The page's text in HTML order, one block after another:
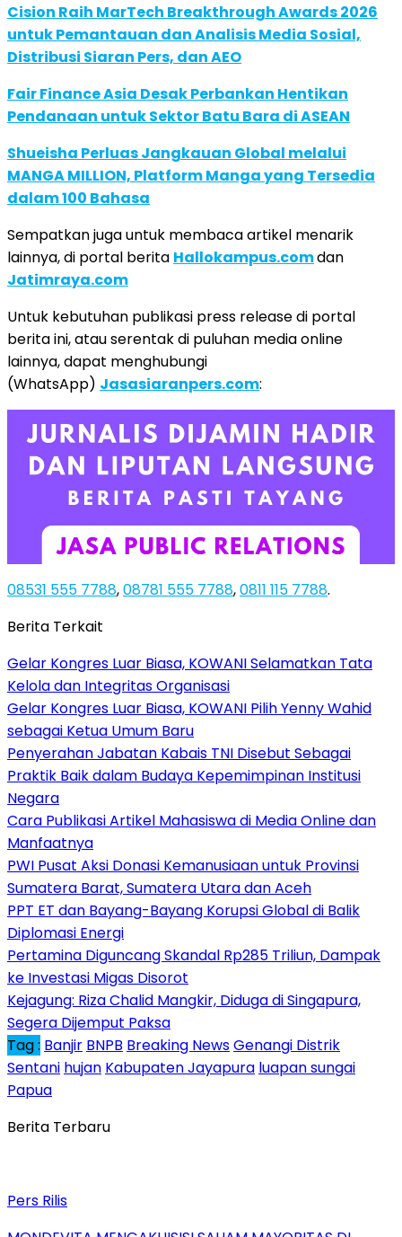
Cision Raih MarTech Breakthrough Awards 2026
untuk Pemantauan dan Analisis Media Sosial,
Distribusi Siaran Pers, dan AEO
Fair Finance Asia Desak Perbankan Hentikan
Pendanaan untuk Sektor Batu Bara di ASEAN
Shueisha Perluas Jangkauan Global melalui
MANGA MILLION, Platform Manga yang Tersedia
dalam 100 Bahasa
Sempatkan juga untuk membaca artikel menarik
lainnya, di portal berita Hallokampus.comdan
Jatimraya.com
Untuk kebutuhan publikasi press release di portal
berita ini, atau serentak di puluhan media online
lainnya, dapat menghubungi
(WhatsApp) Jasasiaranpers.com:
08531 555 7788,08781 555 7788,0811 115 7788.
Berita Terkait
Gelar Kongres Luar Biasa, KOWANI Selamatkan Tata
Kelola dan Integritas Organisasi
Gelar Kongres Luar Biasa, KOWANI Pilih Yenny Wahid
sebagai Ketua Umum Baru
Penyerahan Jabatan Kabais TNI Disebut Sebagai
Praktik Baik dalam Budaya Kepemimpinan Institusi
Negara
Cara Publikasi Artikel Mahasiswa di Media Online dan
Manfaatnya
PWI Pusat Aksi Donasi Kemanusiaan untuk Provinsi
Sumatera Barat, Sumatera Utara dan Aceh
PPT ET dan Bayang-Bayang Korupsi Global di Balik
Diplomasi Energi
Pertamina Diguncang Skandal Rp285 Triliun, Dampak
ke Investasi Migas Disorot
Kejagung: Riza Chalid Mangkir, Diduga di Singapura,
Segera Dijemput Paksa
Tag : Banjir BNPB Breaking NewsGenangi Distrik
Sentani hujan Kabupaten Jayapura luapan sungai
Papua
Berita Terbaru
Pers Rilis